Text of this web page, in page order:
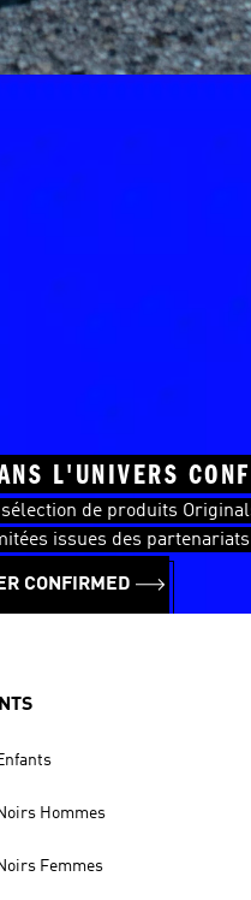
L'UNIVERS
de produits
issues des
CONFIRMED
Hommes
Femmes